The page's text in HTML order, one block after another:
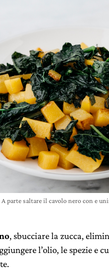
A parte saltare il cavolo nero con e
, sbucciare la zucca,
l’olio, le spezie e